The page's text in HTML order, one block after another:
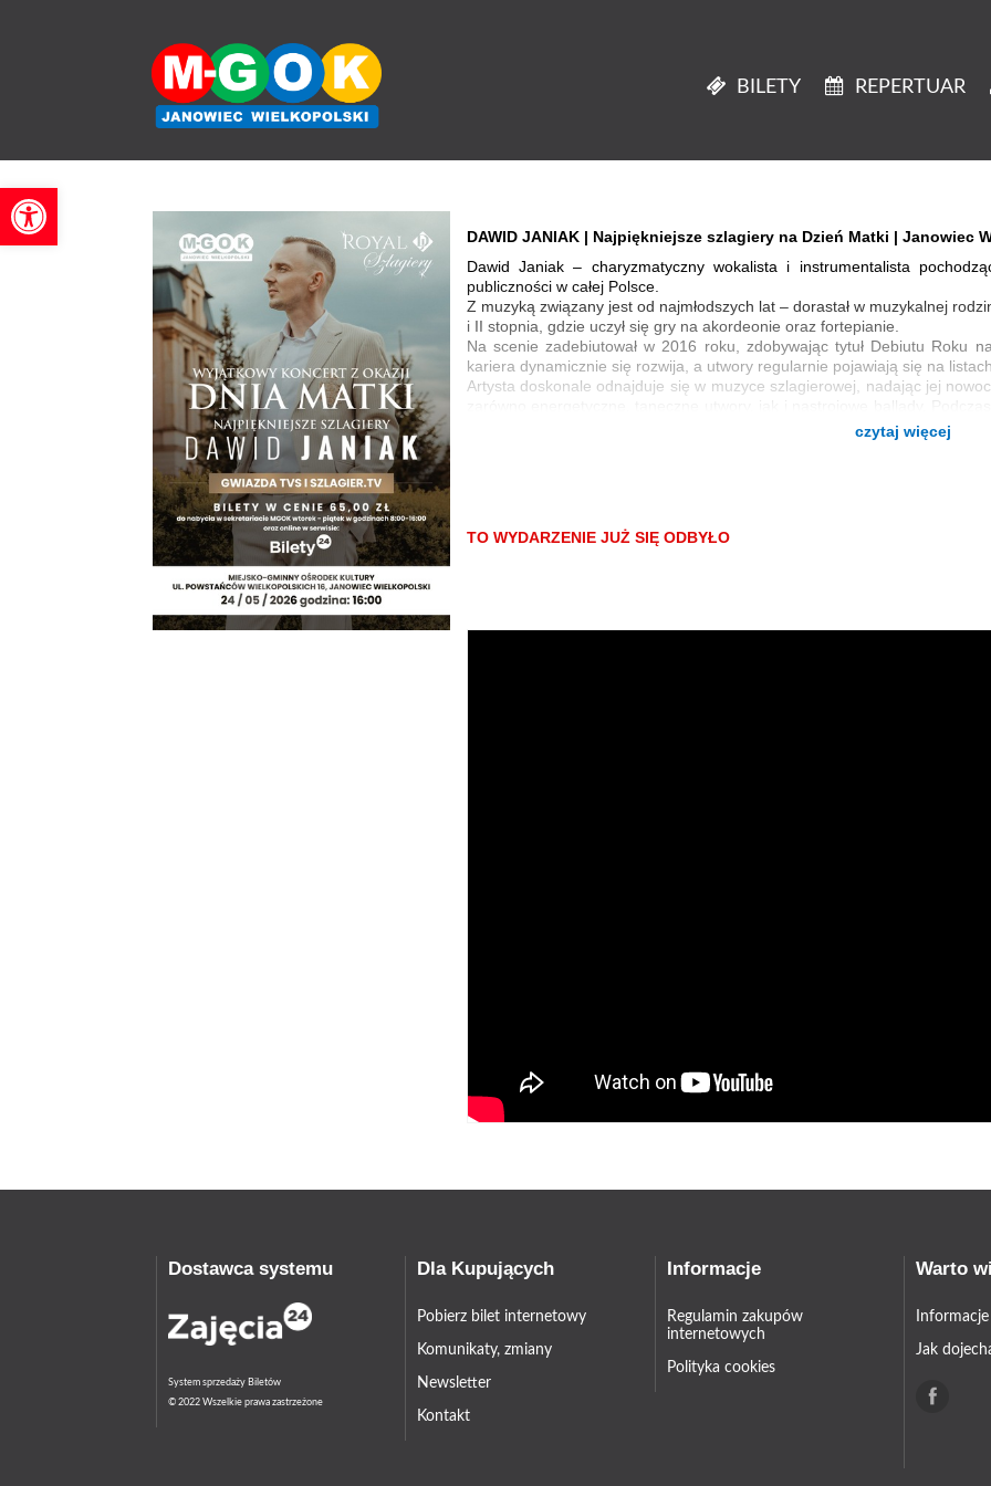
Otwórz pasek narzędzi
'
BILETY REPERTUAR
DAWID JANIAK | Najpiękniejsze szlagiery na Dzień Matki | Janowiec
Dawid Janiak – charyzmatyczny wokalista i instrumentalista
publiczności w całej Polsce.
Z muzyką związany jest od najmłodszych lat – dorastał w muzykalnej
i II stopnia, gdzie uczył się gry na akordeonie oraz fortepianie.
Na scenie zadebiutował w 2016 roku, zdobywając tytuł Debiutu Roku
kariera dynamicznie się rozwija, a utwory regularnie pojawiają się na
Artysta doskonale odnajduje się w muzyce szlagierowej, nadając jej
przeboje jak „Jesteś Najpiękniejsza” czy „Apetyt na życie”.
Koncerty Dawida Janiaka to pełne emocji muzyczne spotkania, w
czytaj więcej
TO WYDARZENIE JUŻ SIĘ ODBYŁO
Dostawca systemu
System sprzedaży Biletów
© 2022 Wszelkie prawa zastrzeżone
Dla Kupujących
Pobierz bilet internetowy
Komunikaty, zmiany
Newsletter
Kontakt
Informacje
Regulamin zakupów
internetowych
Polityka cookies
Warto
Jak